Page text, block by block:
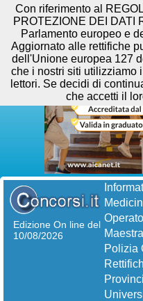
Edizione On line del
10/08/2026
Polizia
Con riferimento al
PROTEZIONE DEI DATI
Parlamento europeo e
Aggiornato alle rettifiche
dell'Unione europea 127
che i nostri siti utilizziamo
lettori. Se decidi di
che accetti il